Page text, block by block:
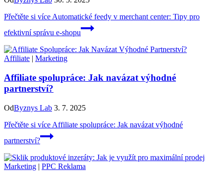
Přečtěte si více Automatické feedy v merchant center: Tipy pro
efektivní správu e-shopu
Affiliate | Marketing
Affiliate spolupráce: Jak navázat výhodné
partnerství?
OdByznys Lab 3. 7. 2025
Přečtěte si více Affiliate spolupráce: Jak navázat výhodné
partnerství?
Marketing | PPC Reklama